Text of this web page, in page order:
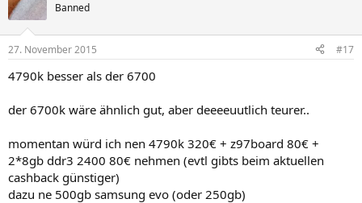
Banned
27. November 2015 #17
4790k besser als der 6700
der 6700k wäre ähnlich gut, aber deeeeuutlich teurer..
momentan würd ich nen 4790k 320€ + z97board 80€ +
2*8gb ddr3 2400 80€ nehmen (evtl gibts beim aktuellen
cashback günstiger)
dazu ne 500gb samsung evo (oder 250gb)